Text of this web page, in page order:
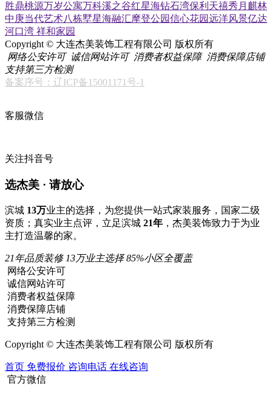
胜鼎桃源万岁公寓万科溪之谷红星海钻石湾保利天禧秀月麒林
中庚当代艺术八栋墅星海融汇摩登公园信心花园远洋风景亿达
河口湾 祥和家园
Copyright © 大连杰美装饰工程有限公司 版权所有
网络公安许可 诚信网站许可 消费者权益保障 消费保障店铺
支持第三方检测
备案序号：辽ICP备15001171号-1
客服微信
关注抖音号
选杰美 · 请放心
滨城 13万业主的选择，为您提供一站式家装服务，国家二级
资质；真实业主点评，立足滨城 21年 ，杰美装饰致力于为业
主打造温馨的家。
21年品质装修 13万业主选择 85%小区全覆盖
网络公安许可
诚信网站许可
消费者权益保障
消费保障店铺
支持第三方检测
Copyright © 大连杰美装饰工程有限公司 版权所有
首页 免费报价 咨询电话 在线咨询
官方微信